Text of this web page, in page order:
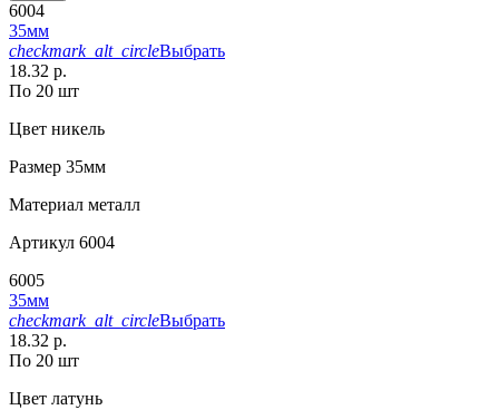
6004
35мм
checkmark_alt_circleВыбрать
18.32 р.
По 20 шт
Цвет никель
Размер 35мм
Материал металл
Артикул 6004
6005
35мм
checkmark_alt_circleВыбрать
18.32 р.
По 20 шт
Цвет латунь